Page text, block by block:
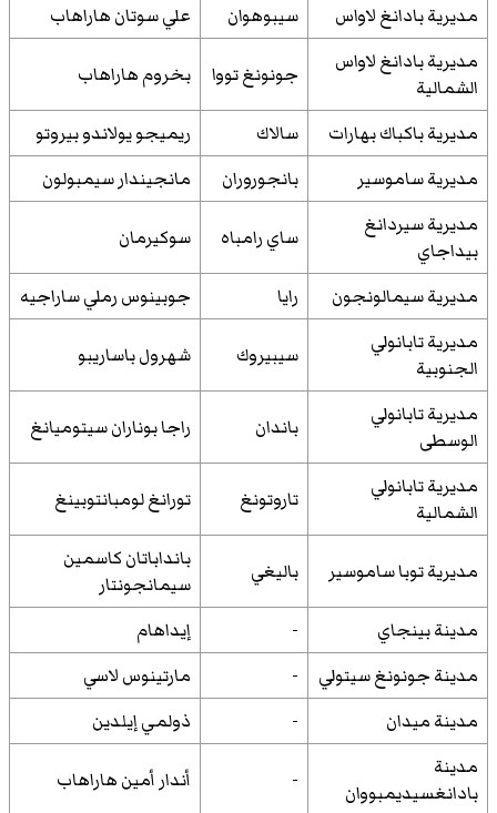
مديرية بادانغ لاواس
سيبوهوان
علي سوتان هاراهاب
مديرية بادانغ لاواس
الشمالية
جونونغ تووا بخروم هاراهاب
مديرية باكباك بهارات سالاك
ريميجو يولاندو بيروتو
مديرية ساموسير
بانجوروران
مانجيندار سيمبولون
مديرية سيردانغ
بيداجاي
ساي رامباه سوكيرمان
مديرية سيمالونجون رايا
جوبينوس رملي ساراجيه
مديرية تابانولي
الجنوبية
سيبيروك شهرول باساريبو
مديرية تابانولي
الوسطى
باندان راجا بوناران سيتوميانغ
مديرية تابانولي
الشمالية
تاروتونغ تورانغ لومبانتوبينغ
مديرية توبا ساموسير باليغي
بانداباتان كاسمين
سيمانجونتار
مدينة بينجاي
-
إيداهام
مدينة جونونغ سيتولي
-
مارتينوس لاسي
مدينة ميدان
-
ذولمي إيلدين
مدينة
بادانغسيديمبووان
- أندار أمين هاراهاب